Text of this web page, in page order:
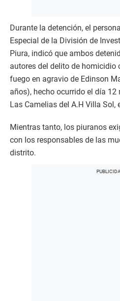
Durante la detención, el
Especial de la División de
Piura, indicó que ambos
autores del delito de homicidio
fuego en agravio de Edinson
años), hecho ocurrido el día
Las Camelias del A.H Villa Sol,
Mientras tanto, los piuranos
con los responsables de las
distrito.